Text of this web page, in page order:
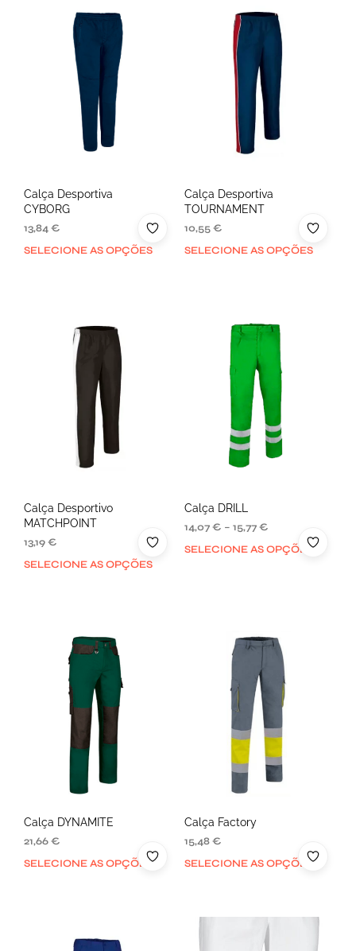
Calça Desportiva
CYBORG
13,84€
SELECIONE AS OPÇÕES
Calça Desportiva
TOURNAMENT
10,55€
SELECIONE AS OPÇÕES
Calça Desportivo
MATCHPOINT
13,19€
SELECIONE AS OPÇÕES
Calça DRILL
14,07€ – 15,77€
SELECIONE AS OPÇÕES
Calça DYNAMITE
21,66€
SELECIONE AS OPÇÕES
Calça Factory
15,48€
SELECIONE AS OPÇÕES